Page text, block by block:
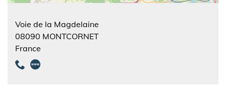
Voie de la Magdelaine
08090 MONTCORNET
France